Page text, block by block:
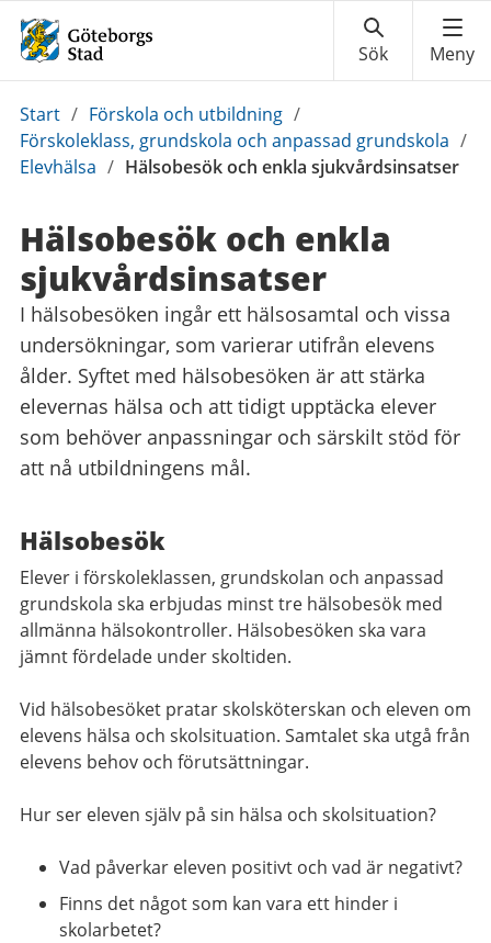
Du
är
här:
Start / Förskola och utbildning /
Förskoleklass, grundskola och anpassad grundskola /
Elevhälsa / Hälsobesök och enkla sjukvårdsinsatser
Hälsobesök och enkla
sjukvårdsinsatser
I hälsobesöken ingår ett hälsosamtal och vissa
undersökningar, som varierar utifrån elevens
ålder. Syftet med hälsobesöken är att stärka
elevernas hälsa och att tidigt upptäcka elever
som behöver anpassningar och särskilt stöd för
att nå utbildningens mål.
Hälsobesök
Elever i förskoleklassen, grundskolan och anpassad
grundskola ska erbjudas minst tre hälsobesök med
allmänna hälsokontroller. Hälsobesöken ska vara
jämnt fördelade under skoltiden.
Vid hälsobesöket pratar skolsköterskan och eleven om
elevens hälsa och skolsituation. Samtalet ska utgå från
elevens behov och förutsättningar.
Hur ser eleven själv på sin hälsa och skolsituation?
Vad påverkar eleven positivt och vad är negativt?
Finns det något som kan vara ett hinder i
skolarbetet?